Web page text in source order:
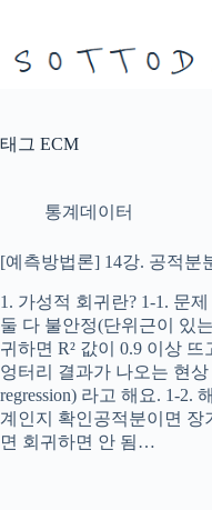
으
뛰
태그 ECM
통계데이터
[예측방법론] 14강. 공적분
1. 가성적 회귀란? 1-1. 문
둘 다 불안정(단위근이 있
귀하면 R² 값이 0.9 이상
엉터리 결과가 나오는 현
regression) 라고 해요. 1-2.
계인지 확인공적분이면 장
면 회귀하면 안 됨…